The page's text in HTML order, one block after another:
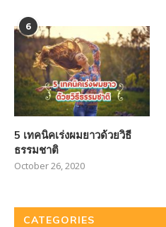
6
5 เทคนิคเร่งผมยาวด้วยวิธี
ธรรมชาติ
October 26, 2020
CATEGORIES